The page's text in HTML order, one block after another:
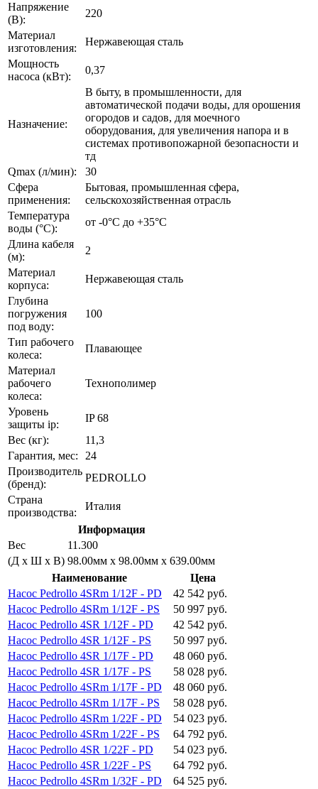
Напряжение
(В):
220
Материал
изготовления:
Нержавеющая сталь
Мощность
насоса (кВт):
0,37
Назначение:
В быту, в промышленности, для
автоматической подачи воды, для орошения
огородов и садов, для моечного
оборудования, для увеличения напора и в
системах противопожарной безопасности и
тд
Qmax (л/мин):
30
Сфера
применения:
Бытовая, промышленная сфера,
сельскохозяйственная отрасль
Температура
воды (°C):
от -0°C до +35°С
Длина кабеля
(м):
2
Материал
корпуса:
Нержавеющая сталь
Глубина
погружения
под воду:
100
Тип рабочего
колеса:
Плавающее
Материал
рабочего
колеса:
Технополимер
Уровень
защиты ip:
IP 68
Вес (кг):
11,3
Гарантия, мес:
24
Производитель
(бренд):
PEDROLLO
Страна
производства:
Италия
Информация
Вес
11.300
(Д х Ш х В) 98.00мм x 98.00мм x 639.00мм
Наименование
Цена
Насос Pedrollo 4SRm 1/12F - PD
42 542 руб.
Насос Pedrollo 4SRm 1/12F - PS
50 997 руб.
Насос Pedrollo 4SR 1/12F - PD
42 542 руб.
Насос Pedrollo 4SR 1/12F - PS
50 997 руб.
Насос Pedrollo 4SR 1/17F - PD
48 060 руб.
Насос Pedrollo 4SR 1/17F - PS
58 028 руб.
Насос Pedrollo 4SRm 1/17F - PD
48 060 руб.
Насос Pedrollo 4SRm 1/17F - PS
58 028 руб.
Насос Pedrollo 4SRm 1/22F - PD
54 023 руб.
Насос Pedrollo 4SRm 1/22F - PS
64 792 руб.
Насос Pedrollo 4SR 1/22F - PD
54 023 руб.
Насос Pedrollo 4SR 1/22F - PS
64 792 руб.
Насос Pedrollo 4SRm 1/32F - PD
64 525 руб.